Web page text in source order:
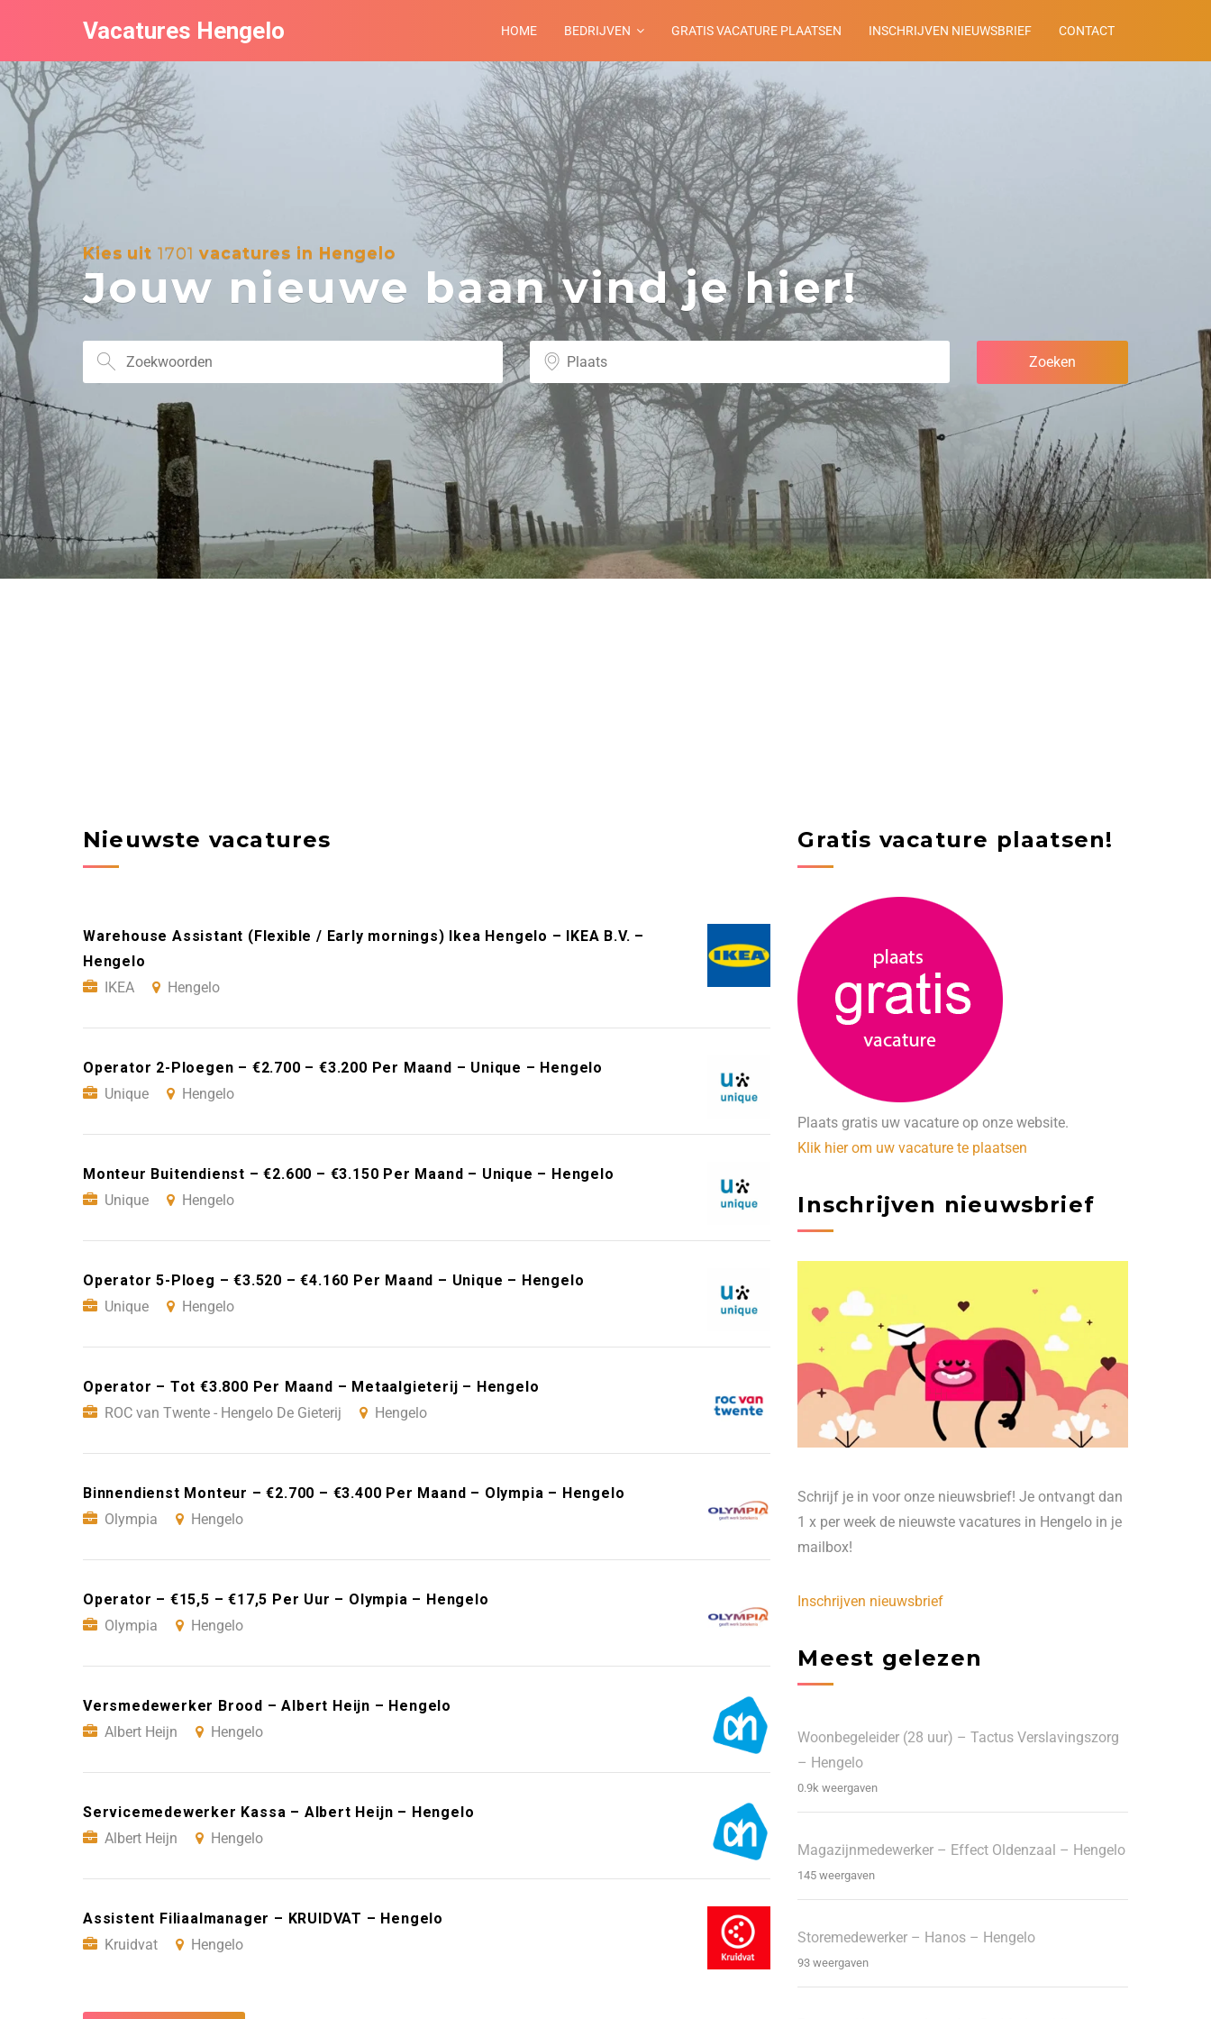
Vacatures Hengelo HOME BEDRIJVEN GRATIS VACATURE PLAATSEN INSCHRIJVEN NIEUWSBRIEF CONTACT
Kies uit 1701 vacatures in Hengelo
Jouw nieuwe baan vind je hier!
Nieuwste vacatures
Warehouse Assistant (Flexible / Early mornings) Ikea Hengelo – IKEA B.V. –
Hengelo
IKEA
Hengelo
Operator 2-Ploegen – €2.700 – €3.200 Per Maand – Unique – Hengelo
Unique
Hengelo
Monteur Buitendienst – €2.600 – €3.150 Per Maand – Unique – Hengelo
Unique
Hengelo
Operator 5-Ploeg – €3.520 – €4.160 Per Maand – Unique – Hengelo
Unique
Hengelo
Operator – Tot €3.800 Per Maand – Metaalgieterij – Hengelo
ROC van Twente - Hengelo De Gieterij
Hengelo
Binnendienst Monteur – €2.700 – €3.400 Per Maand – Olympia – Hengelo
Olympia
Hengelo
Operator – €15,5 – €17,5 Per Uur – Olympia – Hengelo
Olympia
Hengelo
Versmedewerker Brood – Albert Heijn – Hengelo
Albert Heijn
Hengelo
Servicemedewerker Kassa – Albert Heijn – Hengelo
Albert Heijn
Hengelo
Assistent Filiaalmanager – KRUIDVAT – Hengelo
Kruidvat
Hengelo
Gratis vacature plaatsen!
Plaats gratis uw vacature op onze website.
Klik hier om uw vacature te plaatsen
Inschrijven nieuwsbrief
Schrijf je in voor onze nieuwsbrief! Je ontvangt dan
1 x per week de nieuwste vacatures in Hengelo in je
mailbox!
Inschrijven nieuwsbrief
Meest gelezen
Woonbegeleider (28 uur) – Tactus Verslavingszorg
– Hengelo
0.9k weergaven
Magazijnmedewerker – Effect Oldenzaal – Hengelo
145 weergaven
Storemedewerker – Hanos – Hengelo
93 weergaven